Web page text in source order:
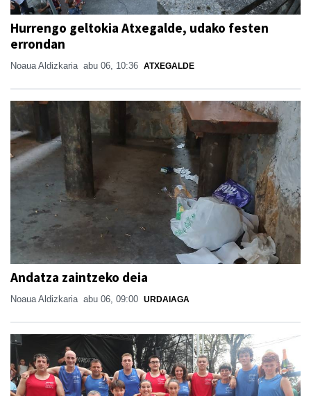
Hurrengo geltokia Atxegalde, udako festen
errondan
Noaua Aldizkaria abu 06, 10:36 ATXEGALDE
Andatza zaintzeko deia
Noaua Aldizkaria abu 06, 09:00 URDAIAGA